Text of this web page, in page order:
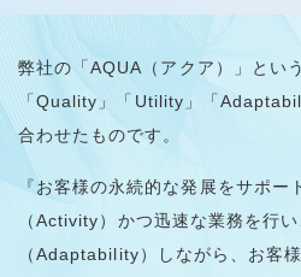
弊社の「AQUA（アクア）」とい
「Quality」「Utility」「
合わせたものです。
『お客様の永続的な発展をサポー
（Activity）かつ迅速な業務を行
（Adaptability）しながら、お客